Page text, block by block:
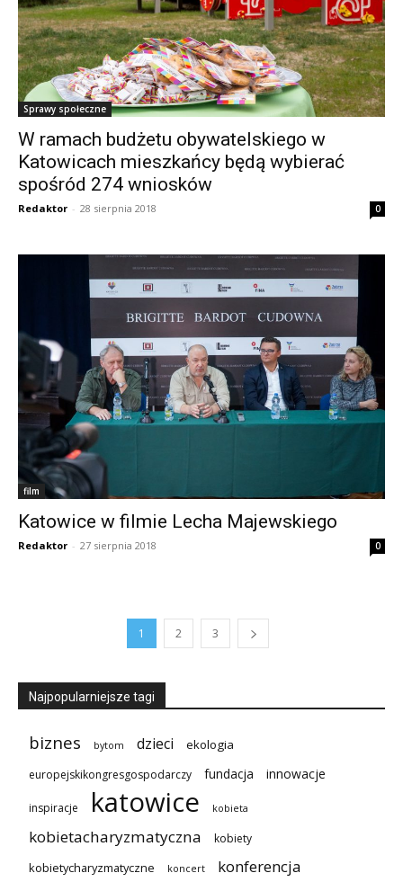
Sprawy społeczne
W ramach budżetu obywatelskiego w
Katowicach mieszkańcy będą wybierać
spośród 274 wniosków
Redaktor - 28 sierpnia 2018 0
film
Katowice w filmie Lecha Majewskiego
Redaktor - 27 sierpnia 2018 0
1 2 3
Najpopularniejsze tagi
biznes bytom dzieci ekologia
europejskikongresgospodarczy fundacja innowacje
inspiracje katowice kobieta
kobietacharyzmatyczna kobiety
kobietycharyzmatyczne koncert konferencja